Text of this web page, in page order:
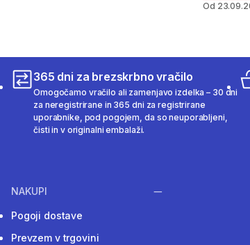
Od
365 dni za brezskrbno vračilo
Omogočamo vračilo ali zamenjavo izdelka – 30 dni
za neregistrirane in 365 dni za registrirane
uporabnike, pod pogojem, da so neuporabljeni,
čisti in v originalni embalaži.
NAKUPI
Pogoji dostave
Prevzem v trgovini